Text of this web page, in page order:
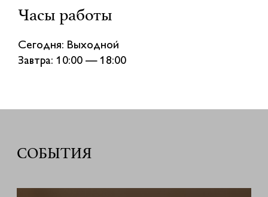
Часы работы
Сегодня: Выходной
Завтра: 10:00 — 18:00
СОБЫТИЯ